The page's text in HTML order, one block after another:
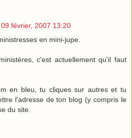
09 février, 2007 13:20
en mini-jupe.
c'est actuellement qu'il faut
en bleu, tu cliques sur autres et tu
l'adresse de ton blog (y compris le
du site.